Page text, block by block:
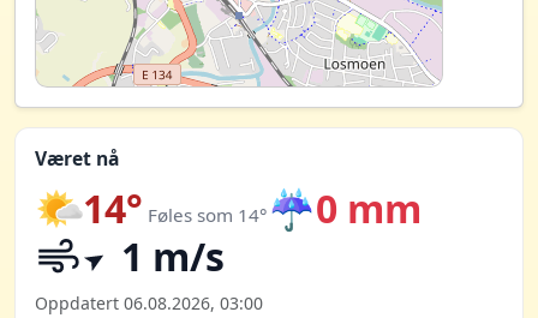
Været nå
14° Føles som 14° ☔0 mm
1 m/s
Oppdatert 06.08.2026, 03:00